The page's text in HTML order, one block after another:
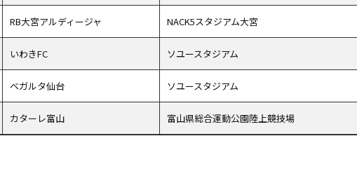
RB大宮アルディージャ NACK5スタジアム大宮
いわきFC ソユースタジアム
ベガルタ仙台 ソユースタジアム
カターレ富山 富山県総合運動公園陸上競技場